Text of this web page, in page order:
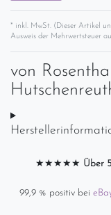
* inkl. MwSt. (Dieser Artikel
Ausweis der Mehrwertsteuer
von
★★★★★ Über
99,9 % positiv bei